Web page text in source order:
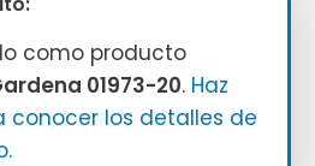
como producto
01973-20. Haz
conocer los detalles de